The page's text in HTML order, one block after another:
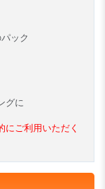
ック
グに
にご利用いただく